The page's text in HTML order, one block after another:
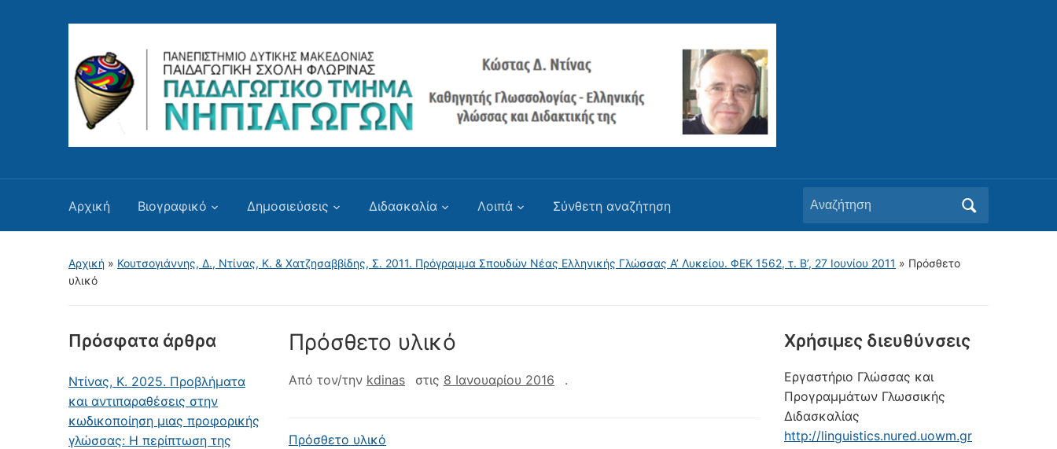
Αρχική Βιογραφικό Δημοσιεύσεις Διδασκαλία Λοιπά Σύνθετη αναζήτηση
Αναζήτηση
για:
Αρχική » Κουτσογιάννης, Δ., Ντίνας, Κ. & Χατζησαββίδης, Σ. 2011. Πρόγραμμα Σπουδών Νέας Ελληνικής Γλώσσας Α’ Λυκείου. ΦΕΚ 1562, τ. Β’, 27 Ιουνίου 2011 » Πρόσθετο
υλικό
Πρόσφατα άρθρα
Ντίνας, Κ. 2025. Προβλήματα
και αντιπαραθέσεις στην
κωδικοποίηση μιας προφορικής
γλώσσας: Η περίπτωση της
Πρόσθετο υλικό
Από τον/την kdinas στις 8 Ιανουαρίου 2016 .
Πρόσθετο υλικό
Xρήσιμες διευθύνσεις
Εργαστήριο Γλώσσας και
Προγραμμάτων Γλωσσικής
Διδασκαλίας
http://linguistics.nured.uowm.gr